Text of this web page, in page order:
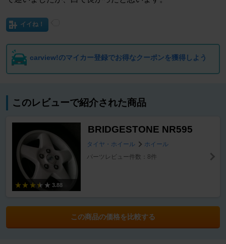
イイね！
carview!のマイカー登録でお得なクーポンを獲得しよう
このレビューで紹介された商品
3.88
BRIDGESTONE NR595
タイヤ・ホイール
ホイール
パーツレビュー件数：8件
この商品の価格を比較する